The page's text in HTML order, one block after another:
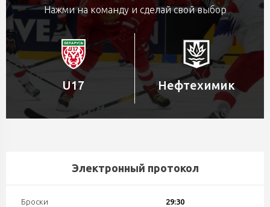
Нажми на команду и сделай свой выбор
U17 Нефтехимик
Электронный протокол
Броски 29:30